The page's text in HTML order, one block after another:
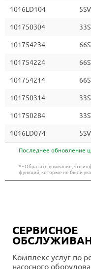
1016LD104
101750304
101754234
101754224
101754214
101750314
101750284
1016LD074
Последнее обновление
* - Обратите внимание, что
функций, которые не были
СЕРВИСНОЕ
Комплекс услуг по
насосного